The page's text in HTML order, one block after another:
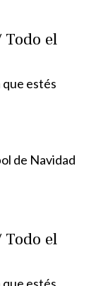
el
estés
de Navidad
el
estés